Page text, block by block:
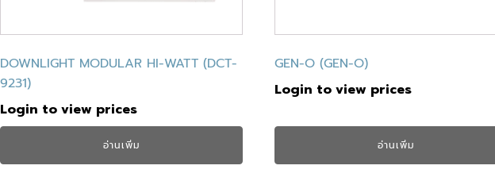
DOWNLIGHT MODULAR HI-WATT (DCT-
9231)
Login to view prices
อ่านเพิ่ม
GEN-O (GEN-O)
Login to view prices
อ่านเพิ่ม